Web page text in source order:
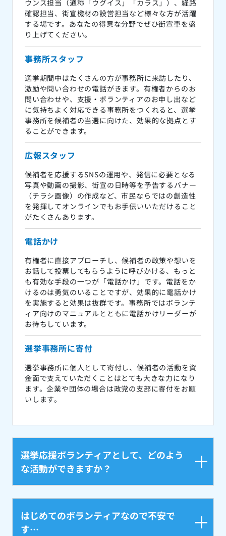
ウンス担当（通称「ウグイス」「カラス」）、経路
確認担当、街宣機材の設営担当など様々な方が活躍
する場です。あなたの得意な分野でぜひ街宣車を盛
り上げてください。
事務所スタッフ
選挙期間中はたくさんの方が事務所に来訪したり、
激励や問い合わせの電話がきます。有権者からのお
問い合わせや、支援・ボランティアのお申し出など
に気持ちよく対応できる事務所をつくれると、選挙
事務所を候補者の当選に向けた、効果的な拠点とす
ることができます。
広報スタッフ
候補者を応援するSNSの運用や、発信に必要となる
写真や動画の撮影、街宣の日時等を予告するバナー
（チラシ画像）の作成など、市民ならではの創造性
を発揮してオンラインでもお手伝いいただけること
がたくさんあります。
電話かけ
有権者に直接アプローチし、候補者の政策や想いを
お話して投票してもらうように呼びかける、もっと
も有効な手段の一つが「電話かけ」です。電話をか
けるのは勇気のいることですが、効果的に電話かけ
を実施すると効果は抜群です。事務所ではボランテ
ィア向けのマニュアルとともに電話かけリーダーが
お待ちしています。
選挙事務所に寄付
選挙事務所に個人として寄付し、候補者の活動を資
金面で支えていただくことはとても大きな力になり
ます。企業や団体の場合は政党の支部に寄付をお願
いします。
選挙応援ボランティアとして、どのよう
な活動ができますか？
はじめてのボランティアなので不安で
す…